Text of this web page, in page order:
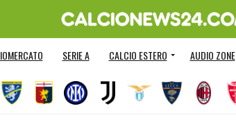
SERIE A CALCIO ESTERO AUDIO ZONE